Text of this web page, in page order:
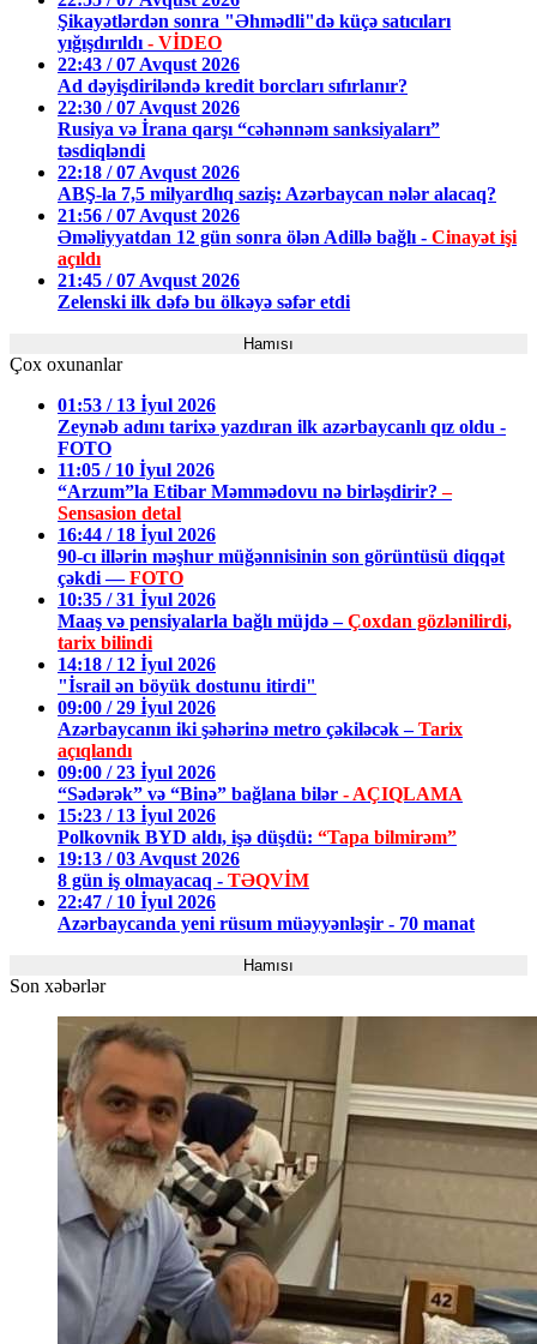
Şikayətlərdən sonra "Əhmədli"də küçə satıcıları
yığışdırıldı - VİDEO
22:43 / 07 Avqust 2026
Ad dəyişdiriləndə kredit borcları sıfırlanır?
22:30 / 07 Avqust 2026
Rusiya və İrana qarşı “cəhənnəm sanksiyaları”
təsdiqləndi
22:18 / 07 Avqust 2026
ABŞ-la 7,5 milyardlıq saziş: Azərbaycan nələr alacaq?
21:56 / 07 Avqust 2026
Əməliyyatdan 12 gün sonra ölən Adillə bağlı - Cinayət işi
açıldı
21:45 / 07 Avqust 2026
Zelenski ilk dəfə bu ölkəyə səfər etdi
Hamısı
Çox oxunanlar
01:53 / 13 İyul 2026
Zeynəb adını tarixə yazdıran ilk azərbaycanlı qız oldu -
FOTO
11:05 / 10 İyul 2026
“Arzum”la Etibar Məmmədovu nə birləşdirir?–
Sensasion detal
16:44 / 18 İyul 2026
90-cı illərin məşhur müğənnisinin son görüntüsü diqqət
çəkdi —FOTO
10:35 / 31 İyul 2026
Maaş və pensiyalarla bağlı müjdə –Çoxdan gözlənilirdi,
tarix bilindi
14:18 / 12 İyul 2026
"İsrail ən böyük dostunu itirdi"
09:00 / 29 İyul 2026
Azərbaycanın iki şəhərinə metro çəkiləcək –Tarix
açıqlandı
09:00 / 23 İyul 2026
“Sədərək” və “Binə” bağlana bilər - AÇIQLAMA
15:23 / 13 İyul 2026
Polkovnik BYD aldı, işə düşdü: “Tapa bilmirəm”
19:13 / 03 Avqust 2026
8 gün iş olmayacaq - TƏQVİM
22:47 / 10 İyul 2026
Azərbaycanda yeni rüsum müəyyənləşir - 70 manat
Hamısı
Son xəbərlər